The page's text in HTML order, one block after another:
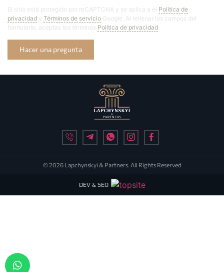
El sitio está protegido por reCAPTCHA y se aplica a él Política de
privacidad y Términos de servicio Google. Al rellenar los campos del
formulario, aceptas los términos Política de privacidad
Hacer una pregunta
© 2026 Lapchynskyi & Partners. All Rights Reserved
DEV & SEO